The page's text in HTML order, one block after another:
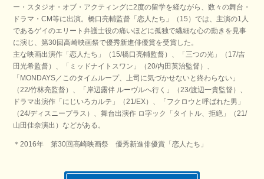
ー・スタジオ・オブ・アクティングに2度の留学を経ながら、数々の舞台・
ドラマ・CM等に出演。橋口亮輔監督「恋人たち」（15）では、主演の1人
であるゲイのエリート弁護士役の痛いほどに孤独で繊細な心の動きを見事
に演じ、第30回高崎映画祭で優秀新進俳優賞を受賞した。
主な映画出演作「恋人たち」（15/橋口亮輔監督）、「三つの光」（17/吉
田光希監督）、「ミッドナイトスワン」（20/内田英治監督）、
「MONDAYS／このタイムループ、上司に気づかせないと終わらない」
（22/竹林亮監督）、「岸辺露伴 ルーヴルへ行く」（23/渡辺一貴監督）、
ドラマ出演作「にじいろカルテ」（21/EX）、「フクロウと呼ばれた男」
（24/ディスニープラス）、舞台出演作 ロ字ック「タイトル、拒絶」（21/
山田佳奈演出）などがある。
＊2016年 第30回高崎映画祭 優秀新進俳優賞「恋人たち」